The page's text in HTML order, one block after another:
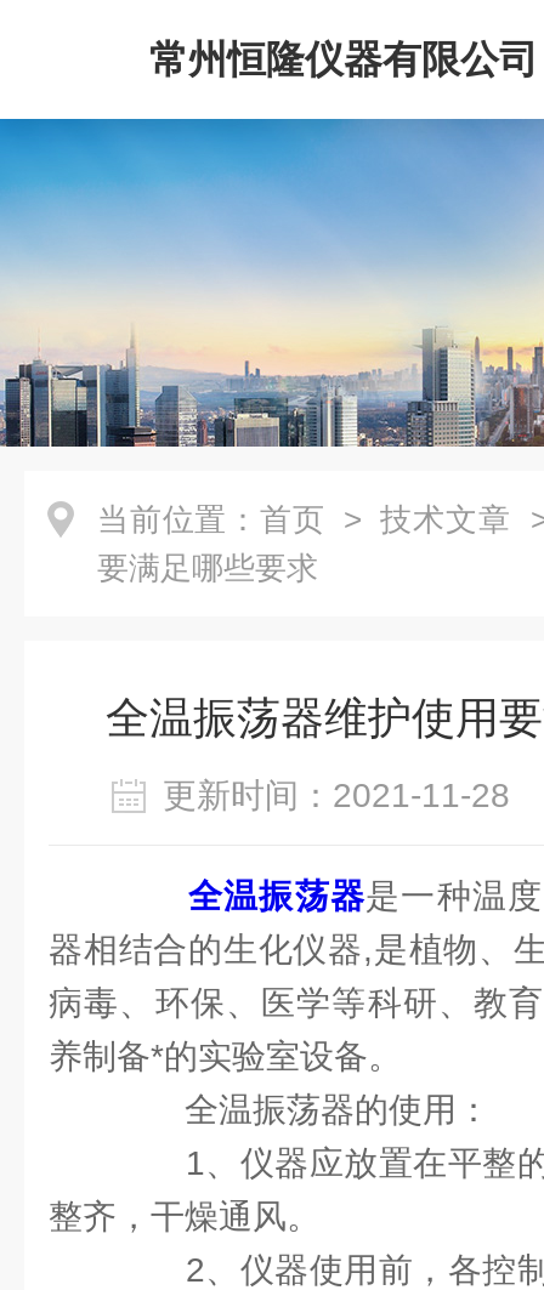
常州恒隆仪器有限公司
当前位置： 首页 > 技术文章
要满足哪些要求
全温振荡器维护使用
更新时间：2021-11-
全温振荡器是一种温
器相结合的生化仪器,是植物、
病毒、环保、医学等科研、教
养制备*的实验室设备。
全温振荡器的使用：
1、仪器应放置在平整的
整齐，干燥通风。
2、仪器使用前，各控制